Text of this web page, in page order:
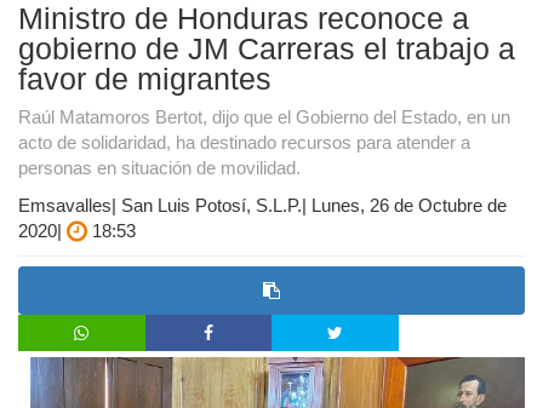
Ministro de Honduras reconoce a
gobierno de JM Carreras el trabajo a
favor de migrantes
Raúl Matamoros Bertot, dijo que el Gobierno del Estado, en un
acto de solidaridad, ha destinado recursos para atender a
personas en situación de movilidad.
Emsavalles| San Luis Potosí, S.L.P.| Lunes, 26 de Octubre de
2020|
18:53